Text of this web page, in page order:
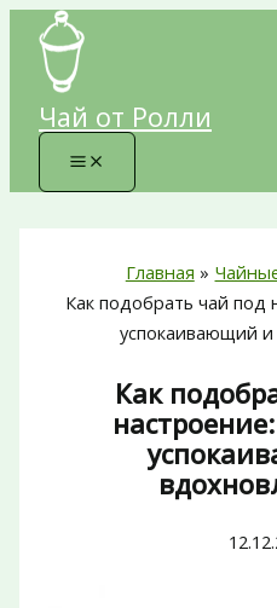
Перейти
содержимому
Чай от Ролли
Главная
Как подобрать чай
успокаивающий
Как